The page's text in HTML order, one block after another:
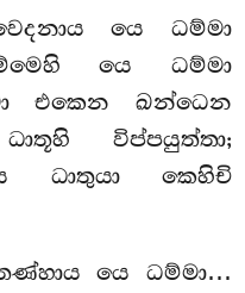
යෙ ධම්මා
යෙ ධම්මා
එකෙන ඛන්ධෙන
විප්පයුත්තා;
ධාතුයා කෙහිචි
යෙ ධම්මා…